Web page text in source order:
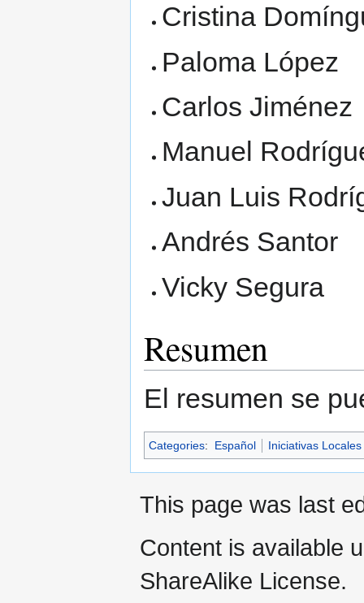
Cristina
Paloma López
Carlos Jiménez
Manuel
Juan Luis
Andrés Santor
Vicky Segura
Resumen
El resumen se
Categories: Español Iniciativas Locales
This page was last
Content is available
ShareAlike License.